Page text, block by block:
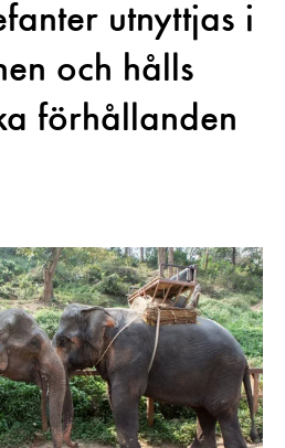
utnyttjas i
och hålls
förhållanden